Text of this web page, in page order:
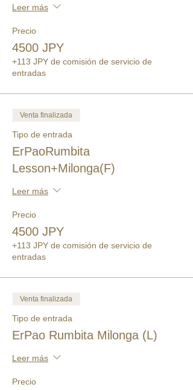
Leer más
Precio
4500 JPY
+113 JPY de comisión de servicio de
entradas
Venta finalizada
Tipo de entrada
ErPaoRumbita
Lesson+Milonga(F)
Leer más
Precio
4500 JPY
+113 JPY de comisión de servicio de
entradas
Venta finalizada
Tipo de entrada
ErPao Rumbita Milonga (L)
Leer más
Precio